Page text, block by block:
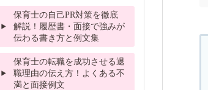
保育士の自己PR対策を徹底
解説！履歴書・面接で強みが
伝わる書き方と例文集
保育士の転職を成功させる退
職理由の伝え方！よくある不
満と面接例文